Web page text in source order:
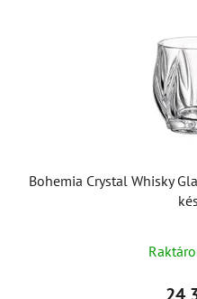
Bohemia Crystal Whisky